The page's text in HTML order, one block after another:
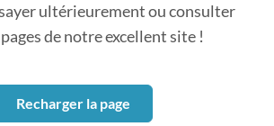
ultérieurement ou consulter
de notre excellent site !
Recharger la page